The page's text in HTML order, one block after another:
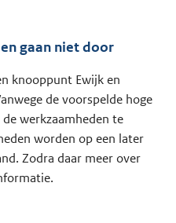
gaan niet door
knooppunt Ewijk en
de voorspelde hoge
werkzaamheden te
worden op een later
Zodra daar meer over